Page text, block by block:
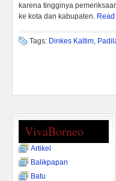
karena tingginya
ke kota dan kabupaten.
Tags: Dinkes Kaltim,
VivaBorneo
Artikel
Balikpapan
Batu